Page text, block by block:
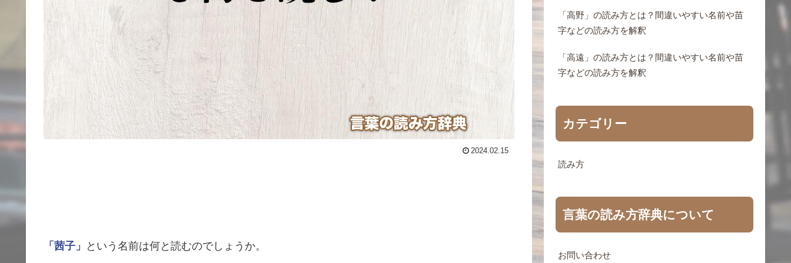
2024.02.15
「茜子」 という名前は何と読むのでしょうか。
「高野」の読み方とは？間違いやすい名前や苗
字などの読み方を解釈
「高遠」の読み方とは？間違いやすい名前や苗
字などの読み方を解釈
カテゴリー
読み方
言葉の読み方辞典について
お問い合わせ